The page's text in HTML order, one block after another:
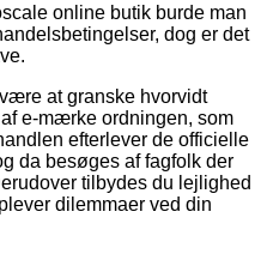
online butik burde man
dog er det
at granske hvorvidt
e-mærke ordningen, som
efterlever de officielle
da besøges af fagfolk der
tilbydes du lejlighed
dilemmaer ved din